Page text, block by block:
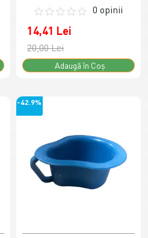
0 opinii
14,41 Lei
20,00 Lei
Adaugă în Coş
-42.9%